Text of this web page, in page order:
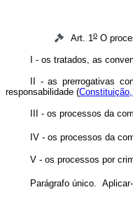
Art. 1o O
I - os tratados, as
II - as prerrogativas
responsabilidade (
III - os processos da
IV - os processos da
V - os processos por
Parágrafo único.